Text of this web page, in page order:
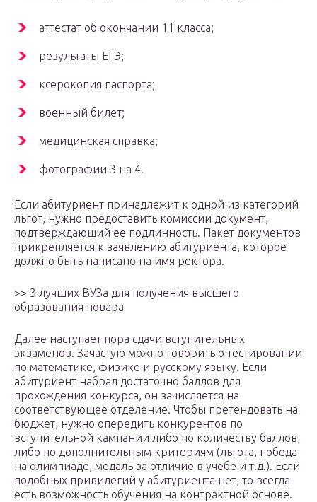
аттестат об окончании 11 класса;
результаты ЕГЭ;
ксерокопия паспорта;
военный билет;
медицинская справка;
фотографии 3 на 4.
Если абитуриент принадлежит к одной из категорий
льгот, нужно предоставить комиссии документ,
подтверждающий ее подлинность. Пакет документов
прикрепляется к заявлению абитуриента, которое
должно быть написано на имя ректора.
>> 3 лучших ВУЗа для получения высшего
образования повара
Далее наступает пора сдачи вступительных
экзаменов. Зачастую можно говорить о тестировании
по математике, физике и русскому языку. Если
абитуриент набрал достаточно баллов для
прохождения конкурса, он зачисляется на
соответствующее отделение. Чтобы претендовать на
бюджет, нужно опередить конкурентов по
вступительной кампании либо по количеству баллов,
либо по дополнительным критериям (льгота, победа
на олимпиаде, медаль за отличие в учебе и т.д.). Если
подобных привилегий у абитуриента нет, то всегда
есть возможность обучения на контрактной основе.